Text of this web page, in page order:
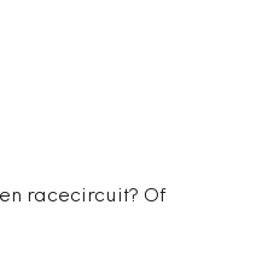
racecircuit? Of